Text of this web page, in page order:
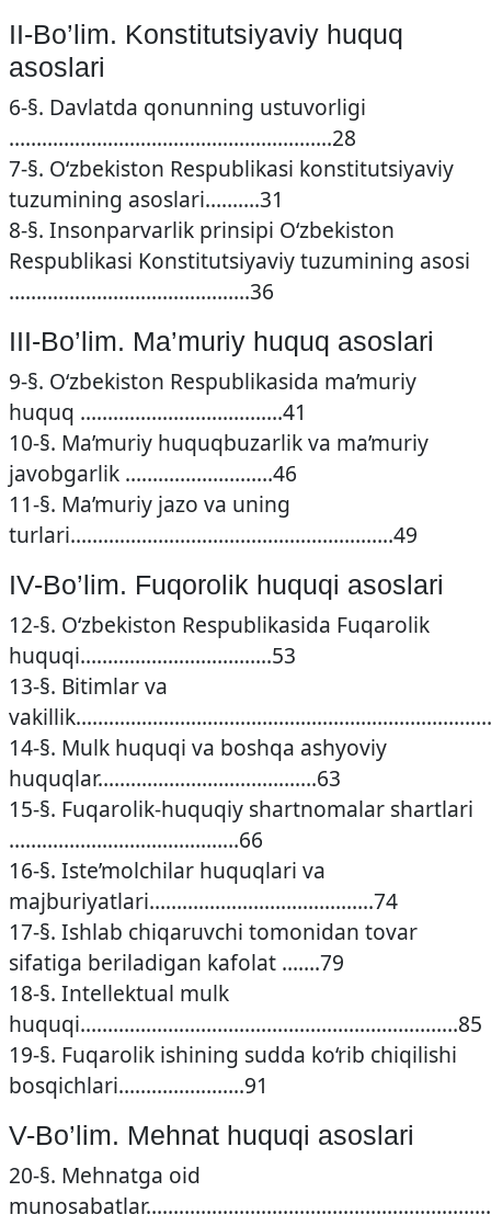
II-Bo’lim. Konstitutsiyaviy huquq
asoslari
6-§. Davlatda qonunning ustuvorligi
…………………………………………………..28
7-§. O‘zbekiston Respublikasi konstitutsiyaviy
tuzumining asoslari……….31
8-§. Insonparvarlik prinsipi O‘zbekiston
Respublikasi Konstitutsiyaviy tuzumining asosi
……………………………………..36
III-Bo’lim. Ma’muriy huquq asoslari
9-§. O‘zbekiston Respublikasida ma’muriy
huquq ……………………………….41
10-§. Ma’muriy huquqbuzarlik va ma’muriy
javobgarlik ………………………46
11-§. Ma’muriy jazo va uning
turlari…………………………………………………..49
IV-Bo’lim. Fuqorolik huquqi asoslari
12-§. O‘zbekiston Respublikasida Fuqarolik
huquqi……………………………..53
13-§. Bitimlar va
14-§. Mulk huquqi va boshqa ashyoviy
huquqlar………………………………….63
15-§. Fuqarolik-huquqiy shartnomalar shartlari
……………………………………66
16-§. Iste’molchilar huquqlari va
majburiyatlari…………………………………..74
17-§. Ishlab chiqaruvchi tomonidan tovar
sifatiga beriladigan kafolat …….79
18-§. Intellektual mulk
huquqi……………………………………………………………85
19-§. Fuqarolik ishining sudda ko‘rib chiqilishi
bosqichlari…………………..91
V-Bo’lim. Mehnat huquqi asoslari
20-§. Mehnatga oid